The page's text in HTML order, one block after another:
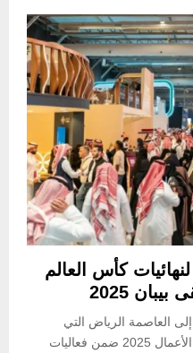
كأس العالم
2025
العاصمة الرياض التي
تستضيف نهائيات كأس العالم لريادة الأعمال 2025 ضمن فعاليات